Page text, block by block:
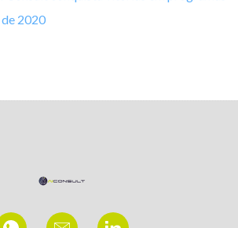
2020